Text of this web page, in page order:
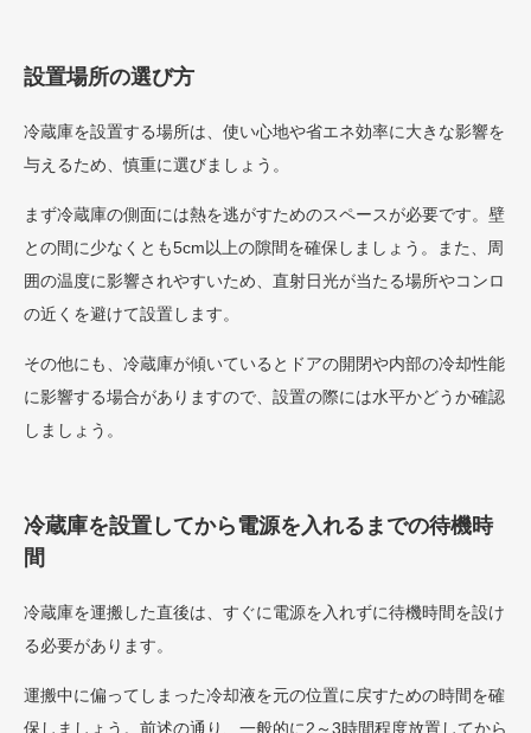
設置場所の選び方
冷蔵庫を設置する場所は、使い心地や省エネ効率に大きな影響を
与えるため、慎重に選びましょう。
まず冷蔵庫の側面には熱を逃がすためのスペースが必要です。壁
との間に少なくとも5cm以上の隙間を確保しましょう。また、周
囲の温度に影響されやすいため、直射日光が当たる場所やコンロ
の近くを避けて設置します。
その他にも、冷蔵庫が傾いているとドアの開閉や内部の冷却性能
に影響する場合がありますので、設置の際には水平かどうか確認
しましょう。
冷蔵庫を設置してから電源を入れるまでの待機時
間
冷蔵庫を運搬した直後は、すぐに電源を入れずに待機時間を設け
る必要があります。
運搬中に偏ってしまった冷却液を元の位置に戻すための時間を確
保しましょう。前述の通り、一般的に2～3時間程度放置してから